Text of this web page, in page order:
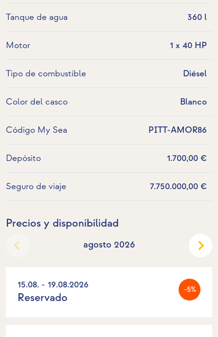
Tanque de agua 360 l
Motor 1 x 40 HP
Tipo de combustible Diésel
Color del casco Blanco
Código My Sea PITT-AMOR86
Depósito 1.700,00 €
Seguro de viaje 7.750.000,00 €
Precios y disponibilidad
agosto 2026
15.08. - 19.08.2026 -5%
Reservado